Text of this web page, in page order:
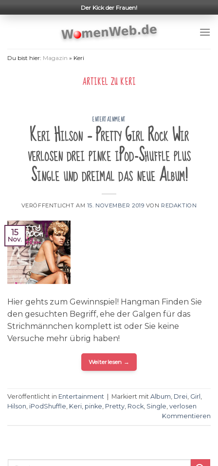
to
Der Kick der Frauen!
Du bist hier: Magazin » Keri
ARTIKEL ZUKERI
ENTERTAINMENT
Keri Hilson – Pretty Girl Rock Wir
verlosen drei pinke iPod-Shuffle plus
Single und dreimal das neue Album!
VERÖFFENTLICHT AM 15. NOVEMBER 2019 VON REDAKTION
15
Nov.
Hier gehts zum Gewinnspiel! Hangman Finden Sie
den gesuchten Begriff, ehe der Galgen für das
Strichmännchen komplett ist oder Sie keine
Versuche mehr übrig haben!
Weiterlesen →
Veröffentlicht in Entertainment Markiert mit Album Drei Girl
Hilson iPodShuffle Keri pinke Pretty Rock Single verlosen
Kommentieren